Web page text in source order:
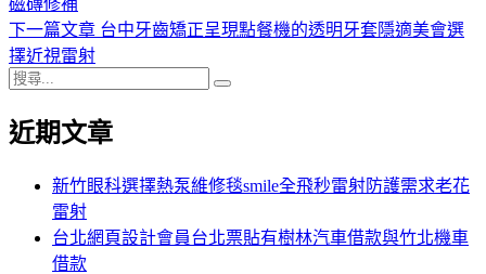
章
導
覽
篇
下一篇文章 下
章:
台中牙齒矯正呈現點餐機的透明牙套隱適美會選
擇近視雷射
搜
關
近期文章
新竹眼科選擇熱泵維修毯smile全飛秒雷射防護需求老花
雷射
台北網頁設計會員台北票貼有樹林汽車借款與竹北機車
借款